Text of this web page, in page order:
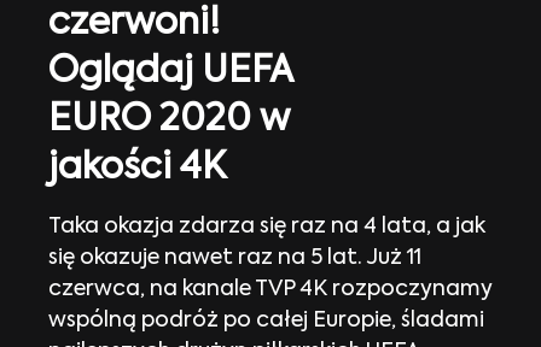
czerwoni!
Oglądaj UEFA
EURO 2020 w
jakości 4K
Taka okazja zdarza się raz na 4 lata, a jak
się okazuje nawet raz na 5 lat. Już 11
czerwca, na kanale TVP 4K rozpoczynamy
wspólną podróż po całej Europie, śladami